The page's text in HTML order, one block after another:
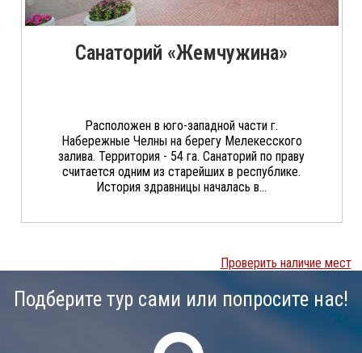
Санаторий «Жемчужина»
Расположен в юго-западной части г.
Набережные Челны на берегу Мелекесского
залива. Территория - 54 га. Санаторий по праву
считается одним из старейших в республике.
История здравницы началась в...
Проверить наличие мест
Подберите тур сами или попросите нас!